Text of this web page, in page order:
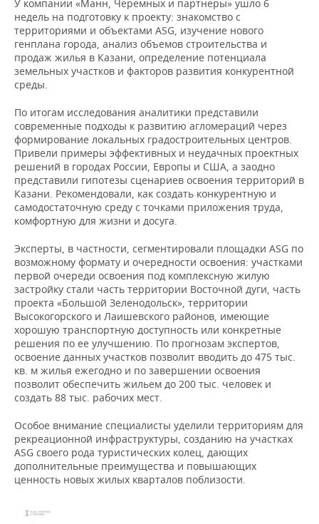
У компании «Манн, Черемных и партнеры» ушло 6
недель на подготовку к проекту: знакомство с
территориями и объектами ASG, изучение нового
генплана города, анализ объемов строительства и
продаж жилья в Казани, определение потенциала
земельных участков и факторов развития конкурентной
среды.
По итогам исследования аналитики представили
современные подходы к развитию агломераций через
формирование локальных градостроительных центров.
Привели примеры эффективных и неудачных проектных
решений в городах России, Европы и США, а заодно
представили гипотезы сценариев освоения территорий в
Казани. Рекомендовали, как создать конкурентную и
самодостаточную среду с точками приложения труда,
комфортную для жизни и досуга.
Эксперты, в частности, сегментировали площадки ASG по
возможному формату и очередности освоения: участками
первой очереди освоения под комплексную жилую
застройку стали часть территории Восточной дуги, часть
проекта «Большой Зеленодольск», территории
Высокогорского и Лаишевского районов, имеющие
хорошую транспортную доступность или конкретные
решения по ее улучшению. По прогнозам экспертов,
освоение данных участков позволит вводить до 475 тыс.
кв. м жилья ежегодно и по завершении освоения
позволит обеспечить жильем до 200 тыс. человек и
создать 88 тыс. рабочих мест.
Особое внимание специалисты уделили территориям для
рекреационной инфраструктуры, созданию на участках
ASG своего рода туристических колец, дающих
дополнительные преимущества и повышающих
ценность новых жилых кварталов поблизости.